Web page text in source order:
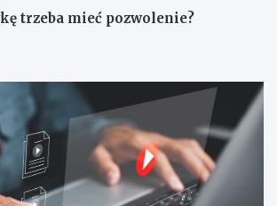
trzeba mieć pozwolenie?